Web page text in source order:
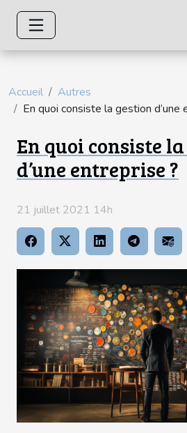
Accueil
Autres
En quoi consiste la gestion d’une
En quoi consiste
d’une entreprise ?
21 juillet 2021 14h